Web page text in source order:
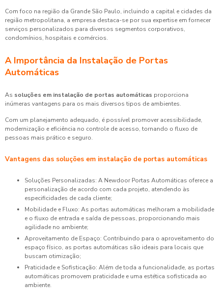
Com foco na região da Grande São Paulo, incluindo a capital e cidades da
região metropolitana, a empresa destaca-se por sua expertise em fornecer
serviços personalizados para diversos segmentos corporativos,
condomínios, hospitais e comércios.
A Importância da Instalação de Portas
Automáticas
As soluções em instalação de portas automáticas proporciona
inúmeras vantagens para os mais diversos tipos de ambientes.
Com um planejamento adequado, é possível promover acessibilidade,
modernização e eficiência no controle de acesso, tornando o fluxo de
pessoas mais prático e seguro.
Vantagens das soluções em instalação de portas automáticas
Soluções Personalizadas: A Newdoor Portas Automáticas oferece a
personalização de acordo com cada projeto, atendendo às
especificidades de cada cliente;
Mobilidade e Fluxo: As portas automáticas melhoram a mobilidade
e o fluxo de entrada e saída de pessoas, proporcionando mais
agilidade no ambiente;
Aproveitamento de Espaço: Contribuindo para o aproveitamento do
espaço físico, as portas automáticas são ideais para locais que
buscam otimização;
Praticidade e Sofisticação: Além de toda a funcionalidade, as portas
automáticas promovem praticidade e uma estética sofisticada ao
ambiente.